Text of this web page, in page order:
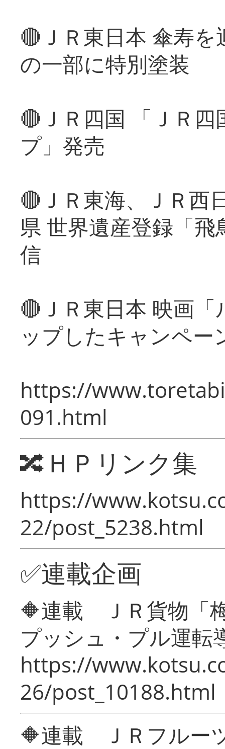
🔴ＪＲ東日本 傘寿
の一部に特別塗装
🔴ＪＲ四国 「ＪＲ
プ」発売
🔴ＪＲ東海、ＪＲ西
県 世界遺産登録「
信
🔴ＪＲ東日本 映画
ップしたキャンペー
https://
091.html
🔀ＨＰリンク集
https://
22/post_5238.html
✅連載企画
🔶連載 ＪＲ貨物「
プッシュ・プル運転
https://
26/post_10188.html
🔶連載 ＪＲフルー